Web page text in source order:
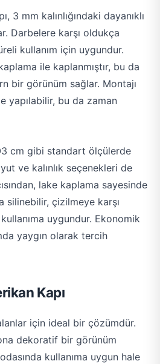
3 mm kalınlığındaki dayanıklı
Darbelere karşı oldukça
kullanım için uygundur.
ile kaplanmıştır, bu da
bir görünüm sağlar. Montajı
yapılabilir, bu da zaman
cm gibi standart ölçülerde
ve kalınlık seçenekleri de
lake kaplama sayesinde
silinebilir, çizilmeye karşı
uygundur. Ekonomik
yaygın olarak tercih
Kapı
için ideal bir çözümdür.
dekoratif bir görünüm
kullanıma uygun hale